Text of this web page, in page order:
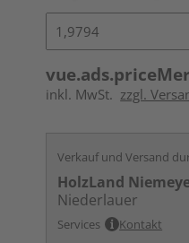
inkl. MwSt. zzgl.
Verkauf und Versand
HolzLand
Niederlauer
Services Kontakt